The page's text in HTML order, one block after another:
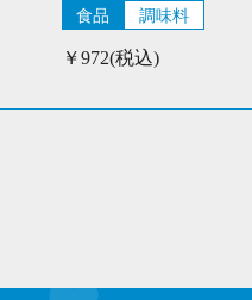
食品 調味料
￥972(税込)